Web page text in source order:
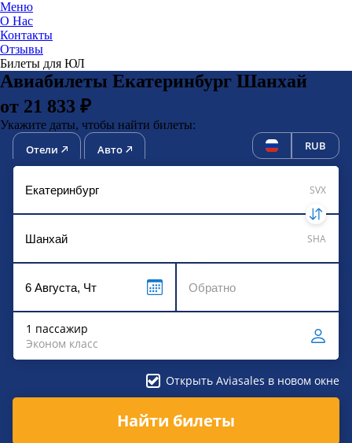
Меню
О Нас
Контакты
Отзывы
Билеты для ЮЛ
Авиабилеты Екатеринбург Шанхай
от 21 833 ₽
Укажите даты, чтобы найти билеты:
Отели Авто RUB
SVX
SHA
1 пассажир
Эконом класс
Открыть Aviasales в новом окне
Найти билеты